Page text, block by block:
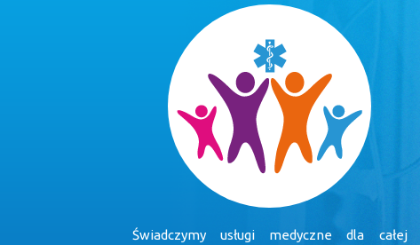
Świadczymy usługi medyczne dla całej